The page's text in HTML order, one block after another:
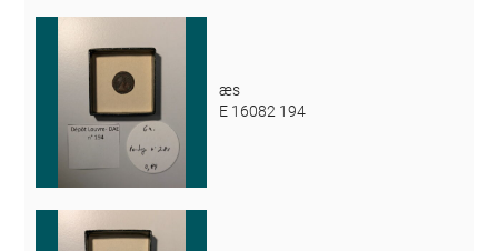
æs
E 16082 194